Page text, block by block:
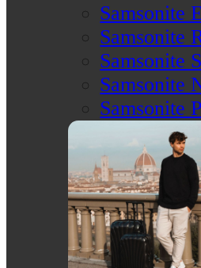
Samsonite
Samsonite
Samsonite
Samsonite
Samsonite